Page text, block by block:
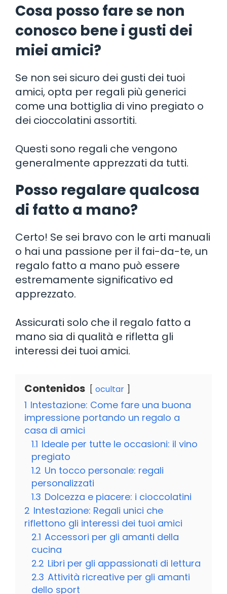
Cosa posso fare se non
conosco bene i gusti dei
miei amici?
Se non sei sicuro dei gusti dei tuoi
amici, opta per regali più generici
come una bottiglia di vino pregiato o
dei cioccolatini assortiti.
Questi sono regali che vengono
generalmente apprezzati da tutti.
Posso regalare qualcosa
di fatto a mano?
Certo! Se sei bravo con le arti manuali
o hai una passione per il fai-da-te, un
regalo fatto a mano può essere
estremamente significativo ed
apprezzato.
Assicurati solo che il regalo fatto a
mano sia di qualità e rifletta gli
interessi dei tuoi amici.
Contenidos ocultar
1 Intestazione: Come fare una buona
impressione portando un regalo a
casa di amici
1.1 Ideale per tutte le occasioni: il vino
pregiato
1.2 Un tocco personale: regali
personalizzati
1.3 Dolcezza e piacere: i cioccolatini
2 Intestazione: Regali unici che
riflettono gli interessi dei tuoi amici
2.1 Accessori per gli amanti della
cucina
2.2 Libri per gli appassionati di lettura
2.3 Attività ricreative per gli amanti
dello sport